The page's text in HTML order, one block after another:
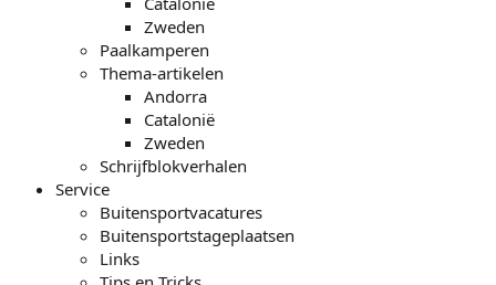
Zweden
Paalkamperen
Thema-artikelen
Andorra
Catalonië
Zweden
Schrijfblokverhalen
Service
Buitensportvacatures
Buitensportstageplaatsen
Links